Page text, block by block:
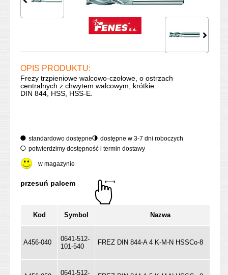
OPIS PRODUKTU:
Frezy trzpieniowe walcowo-czołowe, o ostrzach
centralnych z chwytem walcowym, krótkie.
DIN 844, HSS, HSS-E.
standardowo dostępne
dostępne w 3-7 dni roboczych
potwierdzimy dostępność i termin dostawy
w magazynie
Kod Symbol Nazwa
A456-040
0641-512-
101-540
FREZ DIN 844-A 4 K-M-N HSSCo-8
0641-512-